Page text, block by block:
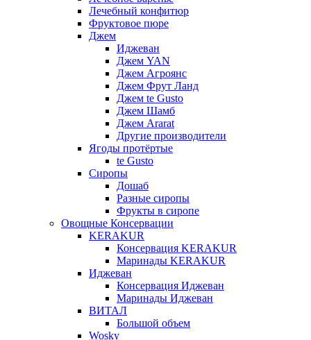
Лечебный конфитюр
Фруктовое пюре
Джем
Иджеван
Джем YAN
Джем Агроянс
Джем Фрут Ланд
Джем te Gusto
Джем Шамб
Джем Ararat
Другие производители
Ягоды протёртые
te Gusto
Сиропы
Дошаб
Разные сиропы
Фрукты в сиропе
Овощные Консервации
KERAKUR
Консервация KERAKUR
Маринады KERAKUR
Иджеван
Консервация Иджеван
Маринады Иджеван
ВИТАЛ
Большой объем
Wosky